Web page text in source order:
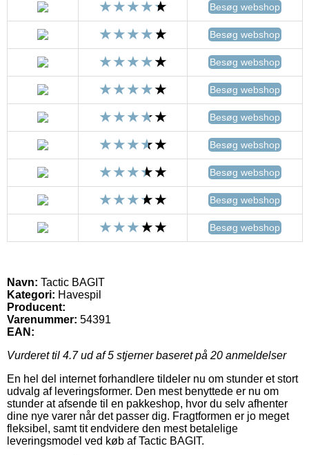
Besøg webshop
Besøg webshop
Besøg webshop
Besøg webshop
Besøg webshop
Besøg webshop
Besøg webshop
Besøg webshop
Besøg webshop
Navn: Tactic BAGIT
Kategori: Havespil
Producent:
Varenummer: 54391
EAN:
Vurderet til 4.7ud af 5 stjerner baseret på 20 anmeldelser
En hel del internet forhandlere tildeler nu om stunder et stort
udvalg af leveringsformer. Den mest benyttede er nu om
stunder at afsende til en pakkeshop, hvor du selv afhenter
dine nye varer når det passer dig. Fragtformen er jo meget
fleksibel, samt tit endvidere den mest betalelige
leveringsmodel ved køb af Tactic BAGIT.